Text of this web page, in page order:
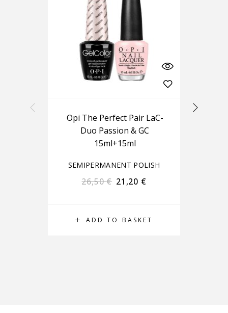
ADD TO BASKET
Opi The Perfect Pair LaC-
Duo Passion & GC
15ml+15ml
SEMIPERMANENT POLISH
26,50€ 21,20 €